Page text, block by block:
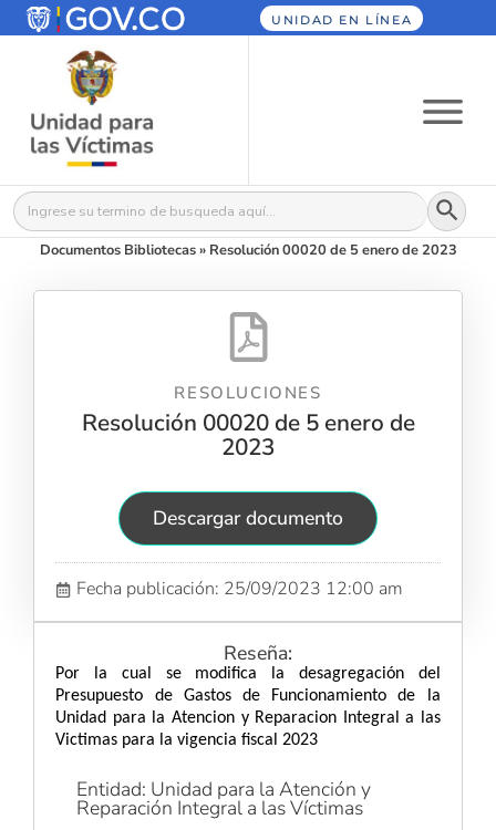
UNIDAD EN LÍNEA
Buscar: Botón
Documentos Bibliotecas» Resolución 00020 de 5 enero de 2023
RESOLUCIONES
Resolución 00020 de 5 enero de
2023
Descargar documento
Fecha publicación: 25/09/2023 12:00 am
Reseña:
Por la cual se modifica la desagregación del
Presupuesto de Gastos de Funcionamiento de la
Unidad para la Atencion y Reparacion Integral a las
Victimas para la vigencia fiscal 2023
Entidad: Unidad para la Atención y
Reparación Integral a las Víctimas